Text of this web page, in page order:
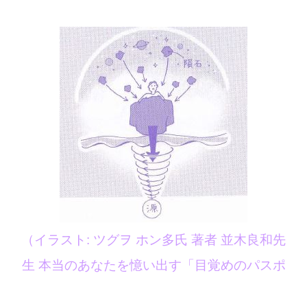
（イラスト: ツグヲ ホン多氏 著者 並木良和先
生 本当のあなたを憶い出す「目覚めのパスポ